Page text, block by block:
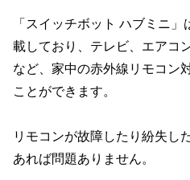
「スイッチボット ハブミニ
載しており、テレビ、エアコ
など、家中の赤外線リモコン
ことができます。
リモコンが故障したり紛失し
あれば問題ありません。